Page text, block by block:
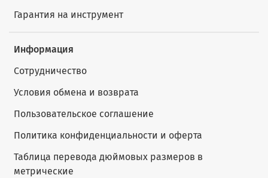
Гарантия на инструмент
Информация
Сотрудничество
Условия обмена и возврата
Пользовательское соглашение
Политика конфиденциальности и оферта
Таблица перевода дюймовых размеров в
метрические